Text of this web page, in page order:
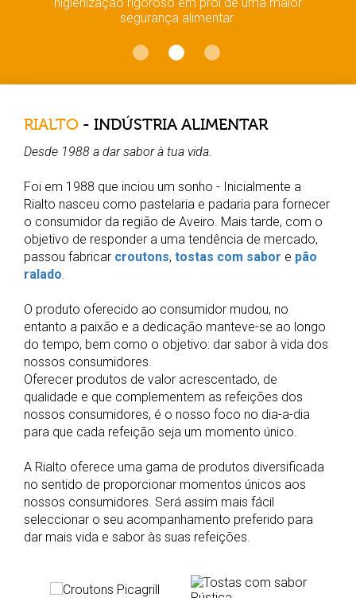
segurança alimentar.
RIALTO - INDÚSTRIA ALIMENTAR
Desde 1988 a darsaborà tua vida.
Foi em 1988 que inciou um sonho - Inicialmente a
Rialto nasceu como pastelaria e padaria para fornecer
o consumidor da região de Aveiro. Mais tarde, com o
objetivo de responder a uma tendência de mercado,
passou fabricar croutons, tostas com sabor e pão
ralado.
O produto oferecido ao consumidor mudou, no
entanto a paixão e a dedicação manteve-se ao longo
do tempo, bem como o objetivo: dar sabor à vida dos
nossos consumidores.
Oferecer produtos de valor acrescentado, de
qualidade e que complementem as refeições dos
nossos consumidores, é o nosso foco no dia-a-dia
para que cada refeição seja um momento único.
A Rialto oferece uma gama de produtos diversificada
no sentido de proporcionar momentos únicos aos
nossos consumidores. Será assim mais fácil
seleccionar o seu acompanhamento preferido para
dar mais vida e sabor às suas refeições.